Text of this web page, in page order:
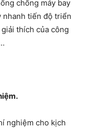
chống máy bay
nhanh tiến độ triển
thích của công
nghiệm cho kịch